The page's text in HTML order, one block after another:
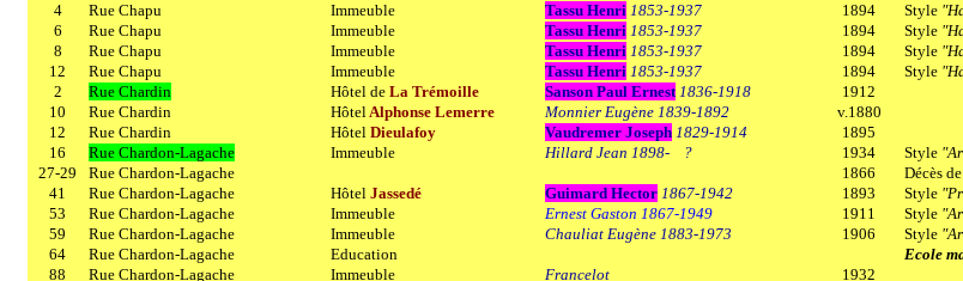
4
Rue Chapu Immeuble Tassu Henri 1853-1937 1894 Style
6
Rue Chapu Immeuble Tassu Henri 1853-1937 1894 Style
8
Rue Chapu Immeuble Tassu Henri 1853-1937 1894 Style
12
Rue Chapu Immeuble Tassu Henri 1853-1937 1894 Style
2
Rue Chardin Hôtel de La Trémoille Sanson Paul Ernest1836-1918
1912
10
Rue Chardin HôtelAlphonse Lemerre Monnier Eugène 1839-1892
v.1880
12
Rue Chardin Hôtel Dieulafoy Vaudremer Joseph 1829-1914
1895
16
Rue Chardon-Lagache Immeuble Hillard Jean 1898- ? 1934 Style
27-29
Rue Chardon-Lagache 1866 Décès de
41
Rue Chardon-Lagache Hôtel Jassedé Guimard Hector 1867-1942 1893 Style
53
Rue Chardon-Lagache Immeuble Ernest Gaston 1867-1949 1911 Style
59
Rue Chardon-Lagache Immeuble Chauliat Eugène 1883-1973 1906 Style
64
Rue Chardon-Lagache Education
Ecole
88
Rue Chardon-Lagache Immeuble Francelot 1932